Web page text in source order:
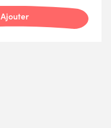
Ajouter